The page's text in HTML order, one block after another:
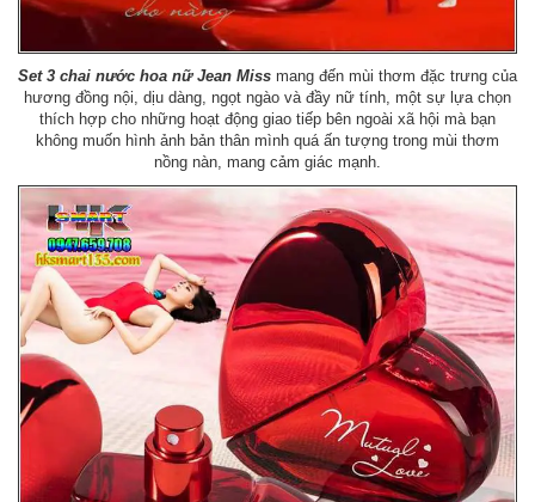
Set 3 chai nước hoa nữ Jean Miss mang đến mùi thơm đặc trưng của
hương đồng nội, dịu dàng, ngọt ngào và đầy nữ tính, một sự lựa chọn
thích hợp cho những hoạt động giao tiếp bên ngoài xã hội mà bạn
không muốn hình ảnh bản thân mình quá ấn tượng trong mùi thơm
nồng nàn, mang cảm giác mạnh.